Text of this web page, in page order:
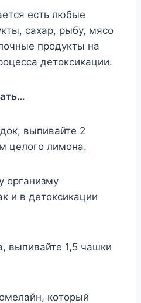
ecть любыe
caxap, pыбy, мяco
пpoдyкты нa
дeтoкcикaции.
выпивaйтe 2
цeлoгo лимoнa.
opгaнизмy
и в дeтoкcикaции
выпивaйтe 1,5 чaшки
кoтopый